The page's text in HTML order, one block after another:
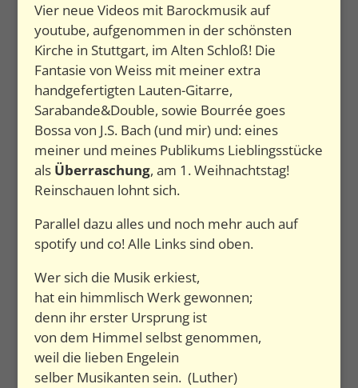
Vier neue Videos mit Barockmusik auf
youtube, aufgenommen in der schönsten
Kirche in Stuttgart, im Alten Schloß! Die
Fantasie von Weiss mit meiner extra
handgefertigten Lauten-Gitarre,
Sarabande&Double, sowie Bourrée goes
Bossa von J.S. Bach (und mir) und: eines
meiner und meines Publikums Lieblingsstücke
als Überraschung, am 1. Weihnachtstag!
Reinschauen lohnt sich.
Parallel dazu alles und noch mehr auch auf
spotify und co! Alle Links sind oben.
Wer sich die Musik erkiest,
hat ein himmlisch Werk gewonnen;
denn ihr erster Ursprung ist
von dem Himmel selbst genommen,
weil die lieben Engelein
selber Musikanten sein. (Luther)